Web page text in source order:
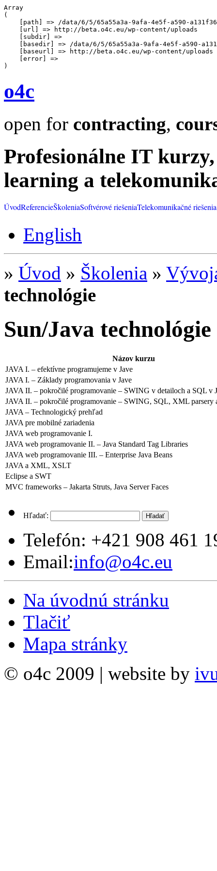
Array
(
[path] => /data/6/5/65a55a3a-9afa-4e5f-a590-
    [url] => http://beta.o4c.eu/wp-content/uploads
    [subdir] =>
[basedir] => /data/6/5/65a55a3a-9afa-4e5f-a590-
    [baseurl] => http://beta.o4c.eu/wp-content/uploads
    [error] =>
o4c
open for contracting,
Profesionálne IT
learning a
ÚvodReferencieŠkoleniaSoftvérové riešeniaTelekomunikačné riešenia
English
» Úvod » Školenia »
technológie
Sun/Java technológie
Názov kurzu
JAVA I. – efektívne programujeme v Jave
JAVA I. – Základy programovania v Jave
JAVA II. – pokročilé programovanie – SWING v detailoch a SQL v
JAVA II. – pokročilé programovanie – SWING, SQL, XML parsery
JAVA – Technologický prehľad
JAVA pre mobilné zariadenia
JAVA web programovanie I.
JAVA web programovanie II. – Java Standard Tag Libraries
JAVA web programovanie III. – Enterprise Java Beans
JAVA a XML, XSLT
Eclipse a SWT
MVC frameworks – Jakarta Struts, Java Server Faces
Hľadať:
Telefón: +421 908 461
Email:info@o4c.eu
Na úvodnú stránku
Tlačiť
Mapa stránky
© o4c 2009 | website by